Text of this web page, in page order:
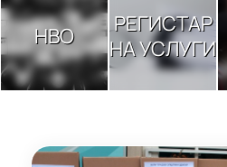
НВО
РЕГИСТАР
НА УСЛУГИ